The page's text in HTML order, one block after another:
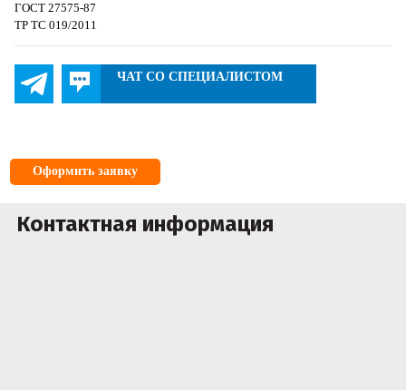
ГОСТ 27575-87
ТР ТС 019/2011
ЧАТ СО СПЕЦИАЛИСТОМ
Оформить заявку
Контактная информация